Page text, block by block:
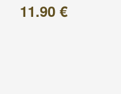
11.90 €